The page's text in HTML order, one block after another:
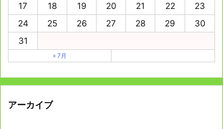
17
18 19 20 21 22
23
24
25 26 27 28 29
30
31
« 7月
アーカイブ